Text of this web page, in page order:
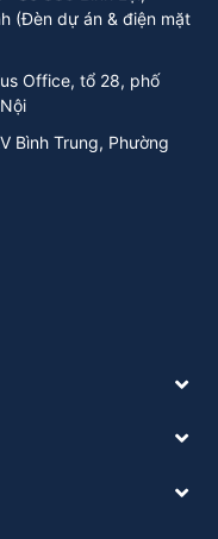
(Đèn dự án & điện mặt
Office, tổ 28, phố
Bình Trung, Phường